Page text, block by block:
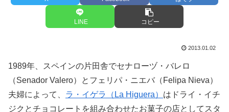
LINE コピー
2013.01.02
1989年、スペインの片田舎でセナローヅ・バレロ
（Senador Valero）とフェリパ・ニエバ（Felipa Nieva）
夫婦によって、 ラ・イゲラ（La Higuera） はドライ・イチ
ジクとチョコレートを組み合わせたお菓子の店としてスタ